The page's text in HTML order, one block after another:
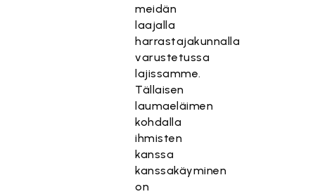
meidän
laajalla
harrastajakunnalla
varustetussa
lajissamme.
Tällaisen
laumaeläimen
kohdalla
ihmisten
kanssa
kanssakäyminen
on